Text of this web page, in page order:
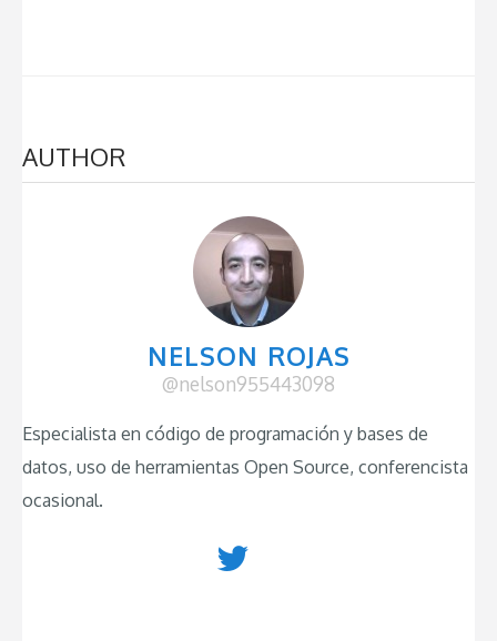
AUTHOR
NELSON ROJAS
@nelson955443098
Especialista en código de programación y bases de
datos, uso de herramientas Open Source, conferencista
ocasional.